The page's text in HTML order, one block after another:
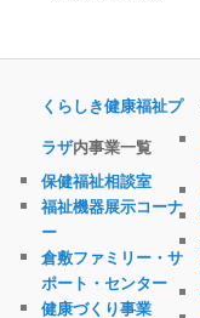
くらしき健康福祉プ
ラザ内事業一覧
保健福祉相談室
福祉機器展示コーナ
ー
倉敷ファミリー・サ
ポート・センター
健康づくり事業